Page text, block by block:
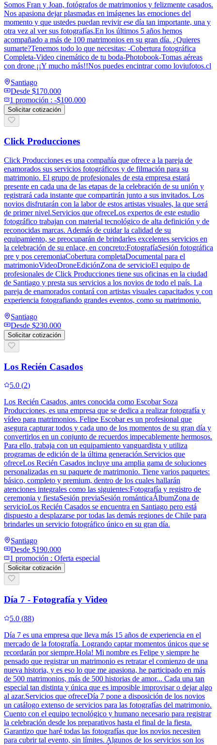
Somos Fran y Joan, fotógrafos de matrimonios y felizmente casados.
Nos apasiona dejar plasmadas en imágenes las emociones del
momento y que ustedes puedan revivir ese día tan importante, una y
otra vez al ver sus fotografías.En los últimos 5 años hemos
acompañado a más de 100 matrimonios en su gran día. ¿Quieres
sumarte?Tenemos todo lo que necesitas: -Cobertura fotográfica
Completa-Video cinemático de tu boda-Photobook-Tomas aéreas
con drone ¡¡Y mucho más!!Nos puedes encintrar como loviufotos.cl
Santiago
Desde $170.000
1 promoción : -$100.000
Solicitar cotización
Click Producciones
Click Producciones es una compañía que ofrece a la pareja de
enamorados sus servicios fotográficos y de filmación para su
matrimonio. El grupo de profesionales de esta empresa estará
presente en cada una de las etapas de la celebración de su unión y
registrará cada instante que compartirán junto a sus invitados. Los
novios disfrutarán con la labor de estos artistas visuales, la que será
de primer nivel.Servicios que ofreceLos expertos de este estudio
fotográfico trabajan con material tecnológico de alta definición y de
reconocidas marcas. Además de cuidar la calidad de su
equipamiento, se preocuparán de brindarles excelentes servicios en
la celebración de su enlace, en concreto:FotografíaSesión fotográfica
pre y pos ceremoniaCobertura completaDocumental para el
matrimonioVideoDroneEdiciónZona de servicioEl equipo de
profesionales de Click Producciones tiene sus oficinas en la ciudad
de Santiago y presta sus servicios a los novios de todo el país. La
pareja de enamorados contará con artistas visuales capacitados y con
experiencia fotografiando grandes eventos, como su matrimonio.
Santiago
Desde $230.000
Solicitar cotización
Los Recién Casados
5.0 (2)
Los Recién Casados, antes conocida como Escobar Soza
Producciones, es una empresa que se dedica a realizar fotografía y
vídeo para matrimonios. Felipe Escobar es un profesional que
asegura capturar todos y cada uno de los momentos de su gran día y
convertirlos en un conjunto de recuerdos impecablemente hermosos.
Para ello, trabaja con un equipamiento vanguardista y utiliza
programas de edición de la última generación.Servicios que
ofreceLos Recién Casados incluye una amplia gama de soluciones
personalizadas en su paquete de matrimonio. Tiene varios paquetes:
básico, completo y premium, dentro de los cuales hallarán
atenciones integrales como las siguientes:Fotografía y registro de
ceremonia y fiestaSesión previaSesión románticaÁlbumZona de
servicioLos Recién Casados se encuentra en Santiago pero está
dispuesto a desplazarse por todas las demás regiones de Chile para
brindarles un servicio fotográfico único en su gran día.
Santiago
Desde $190.000
1 promoción : Oferta especial
Solicitar cotización
Día 7 - Fotografía y Video
5.0 (88)
Día 7 es una empresa que lleva más 15 años de experiencia en el
mercado de la fotografía. Logrando captar momentos únicos que se
recordarán por siempre.Hola! Mi nombre es Felipe y siempre he
pensado que registrar un matrimonio es retratar el comienzo de una
nueva historia, y es eso lo que me apasiona, he participado en más
de 500 matrimonios, más de 500 historias de amor... Cada una tan
especial tan distinta y única que es imposible improvisar o dejar algo
al azar.Servicios que ofreceDía 7 pone a disposición de los novios
un catálogo extenso de servicios para las fotografías del matrimonio.
Cuento con el equipo tecnológico y humano necesario para registrar
la celebración desde los preparativos hasta el final de la fiesta.
Garantizo que haré todas las fotografías que los novios necesiten
para cubrir tal evento, sin límites. Algunos de los servicios son los